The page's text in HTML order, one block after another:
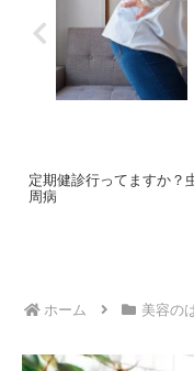
定期健診行ってますか？
周病
ホーム 美容の